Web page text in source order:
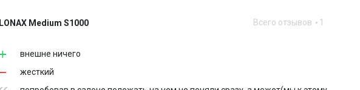
LONAX Medium S1000 Всего отзывов 1
внешне ничего
жесткий